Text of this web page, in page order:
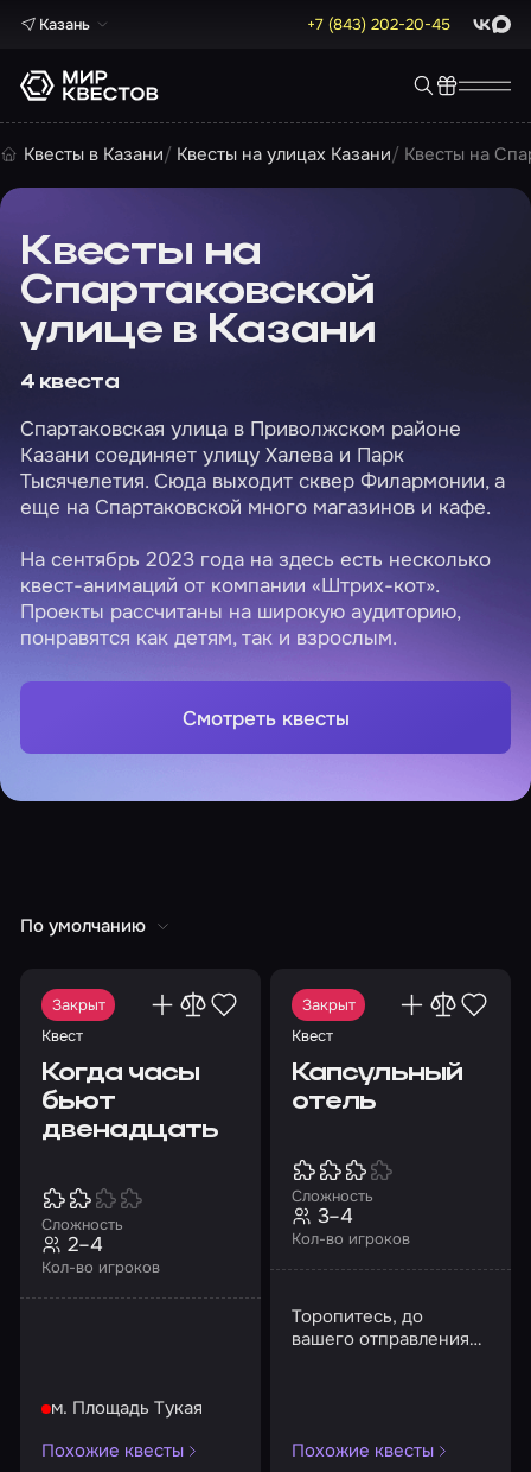
Казань +7 (843) 202-20-45 Max
Квесты в Казани Квесты на улицах Казани Квесты на
Квесты на
Спартаковской
улице в Казани
4 квеста
Спартаковская улица в Приволжском районе
Казани соединяет улицу Халева и Парк
Тысячелетия. Сюда выходит сквер Филармонии, а
еще на Спартаковской много магазинов и кафе.
На сентябрь 2023 года на здесь есть несколько
квест-анимаций от компании «Штрих-кот».
Проекты рассчитаны на широкую аудиторию,
понравятся как детям, так и взрослым.
Смотреть квесты
По умолчанию
Закрыт
Квест
Когда часы
бьют
двенадцать
Сложность
Кол-во игроков
2–4
м. Площадь Тукая
Похожие квесты
Закрыт
Квест
Капсульный
отель
Сложность
Кол-во игроков
3–4
Торопитесь, до
вашего отправления
Похожие квесты